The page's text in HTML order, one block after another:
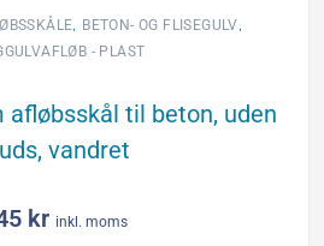
, BETON- OG FLISEGULV,
- PLAST
afløbsskål til beton, uden
vandret
kr inkl. moms